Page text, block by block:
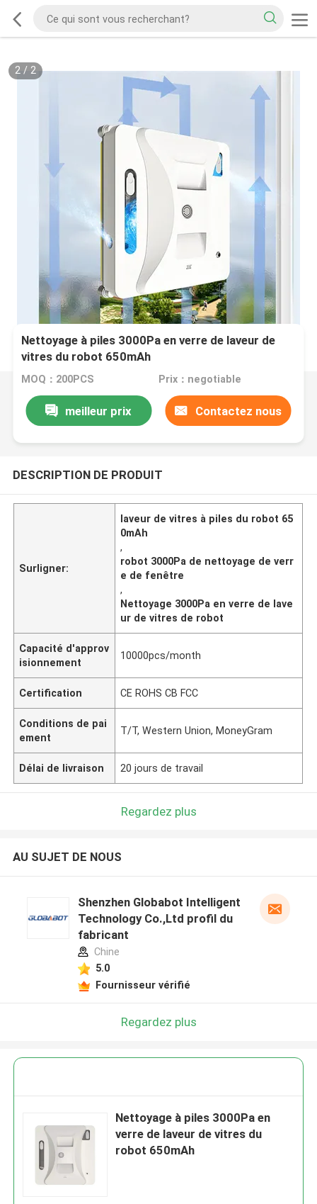
2/ 2
Nettoyage à piles 3000Pa en verre de laveur de
vitres du robot 650mAh
MOQ：200PCS Prix：negotiable
meilleur prix Contactez nous
DESCRIPTION DE PRODUIT
Surligner:
laveur de vitres à piles du robot 65
0mAh
,
robot 3000Pa de nettoyage de verr
e de fenêtre
,
Nettoyage 3000Pa en verre de lave
ur de vitres de robot
Capacité d'approv
isionnement
10000pcs/month
Certification CE ROHS CB FCC
Conditions de pai
ement
T/T, Western Union, MoneyGram
Délai de livraison 20 jours de travail
Regardez plus
AU SUJET DE NOUS
Shenzhen Globabot Intelligent
Technology Co.,Ltd profil du
fabricant
Chine
5.0
Fournisseur vérifié
Regardez plus
Nettoyage à piles 3000Pa en
verre de laveur de vitres du
robot 650mAh